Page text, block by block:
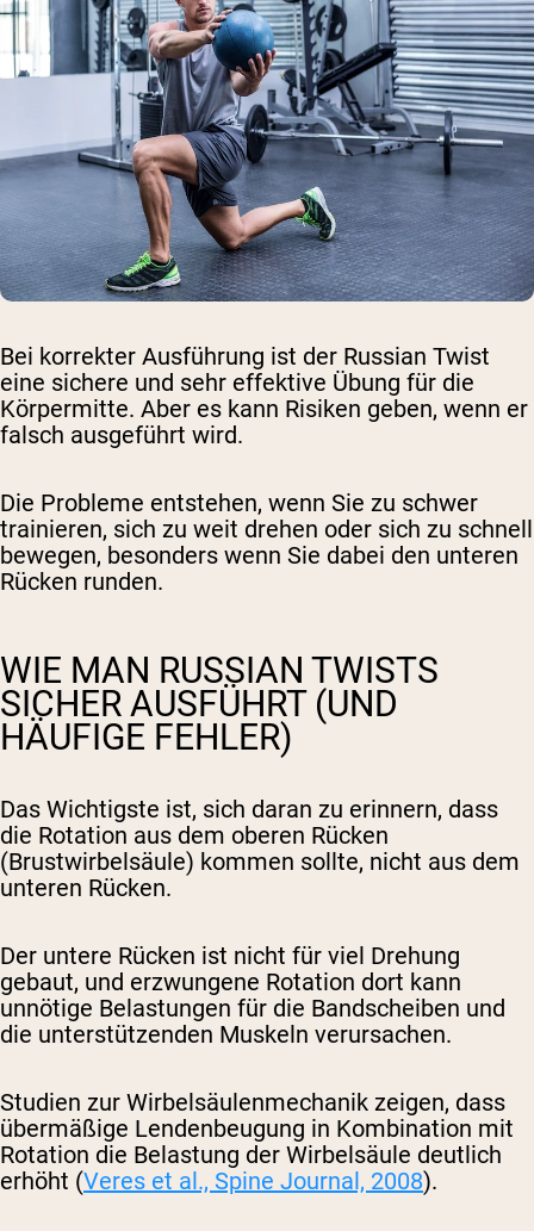
Bei korrekter Ausführung ist der Russian Twist
eine sichere und sehr effektive Übung für die
Körpermitte. Aber es kann Risiken geben, wenn er
falsch ausgeführt wird.
Die Probleme entstehen, wenn Sie zu schwer
trainieren, sich zu weit drehen oder sich zu schnell
bewegen, besonders wenn Sie dabei den unteren
Rücken runden.
WIE MAN RUSSIAN TWISTS
SICHER AUSFÜHRT (UND
HÄUFIGE FEHLER)
Das Wichtigste ist, sich daran zu erinnern, dass
die Rotation aus dem oberen Rücken
(Brustwirbelsäule) kommen sollte, nicht aus dem
unteren Rücken.
Der untere Rücken ist nicht für viel Drehung
gebaut, und erzwungene Rotation dort kann
unnötige Belastungen für die Bandscheiben und
die unterstützenden Muskeln verursachen.
Studien zur Wirbelsäulenmechanik zeigen, dass
übermäßige Lendenbeugung in Kombination mit
Rotation die Belastung der Wirbelsäule deutlich
erhöht (Veres et al., Spine Journal, 2008).